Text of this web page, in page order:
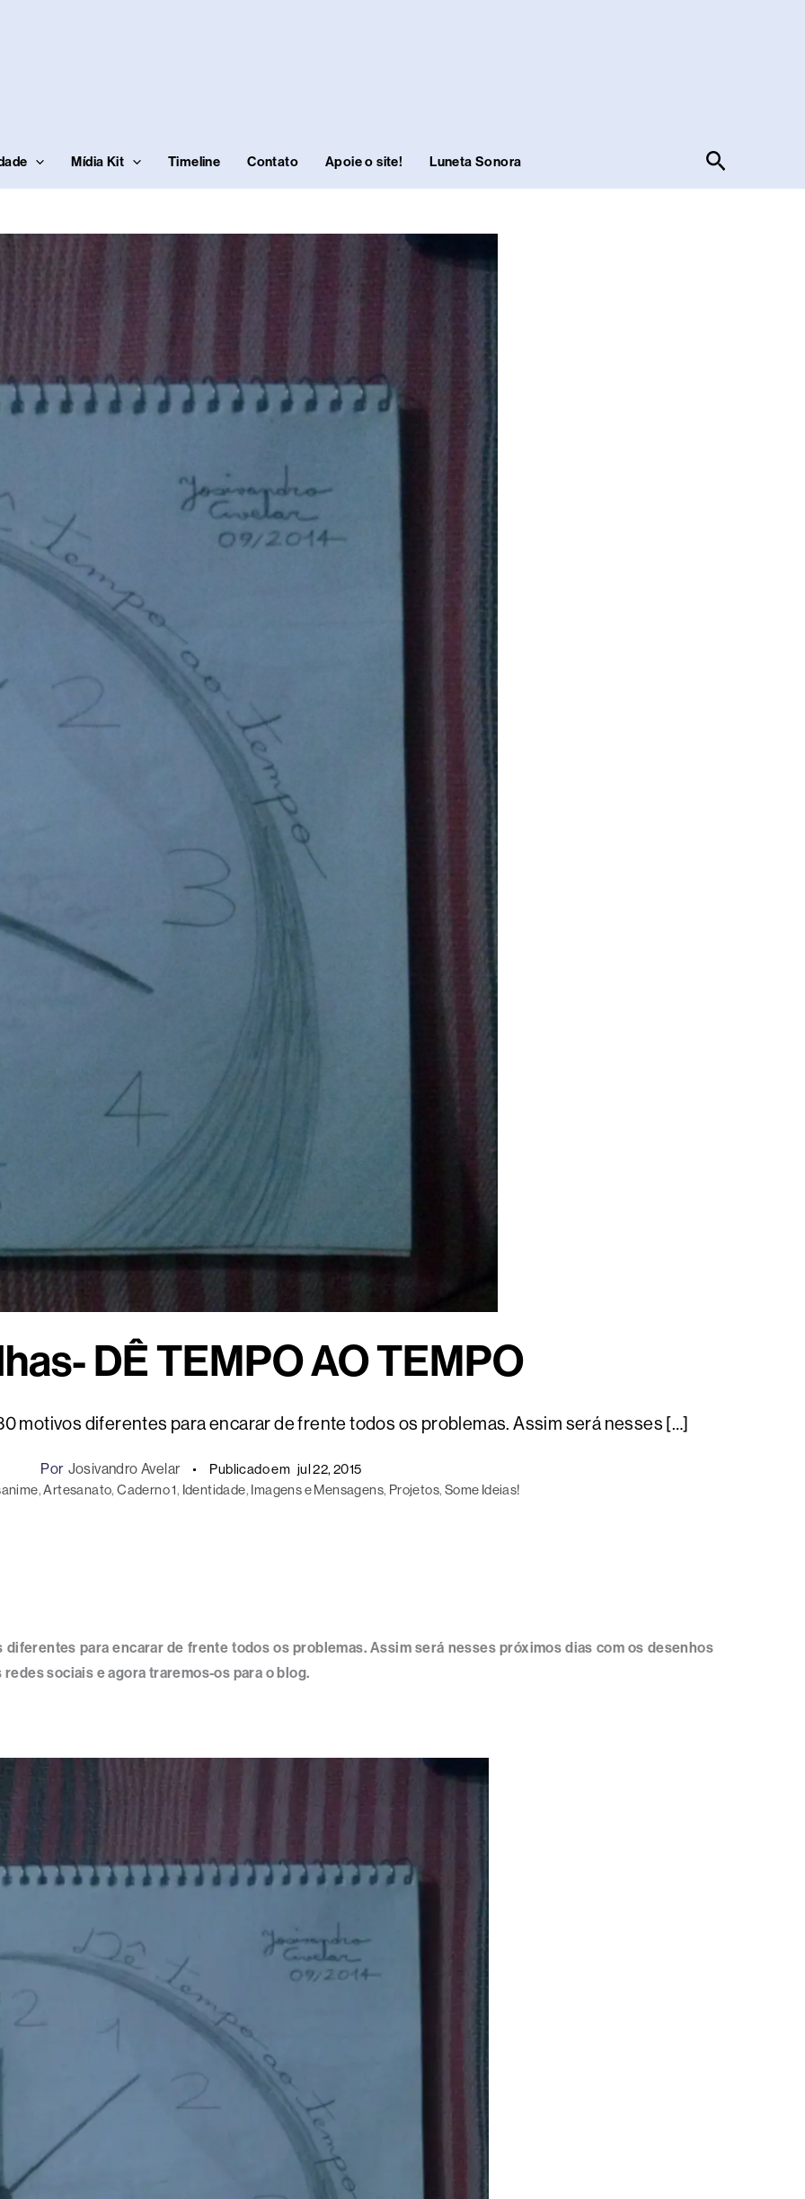
Mídia Kit Timeline Contato Apoie o site! Luneta Sonora Pesquisar
DÊ TEMPO AO TEMPO
motivos diferentes para encarar de frente todos os problemas. Assim será nesses […]
Por Josivandro Avelar Publicado em jul 22, 2015
, Artesanato, Caderno 1, Identidade, Imagens e Mensagens, Projetos, Some Ideias!
para encarar de frente todos os problemas. Assim será nesses próximos dias com os desenhos
sociais e agora traremos-os para o blog.